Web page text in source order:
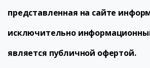
представленная на сайте
исключительно
является публичной офертой.